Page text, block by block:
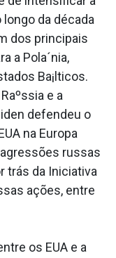
longo da década
dos principais
a Pola´nia,
Ba¡lticos.
e a
defendeu o
na Europa
russas
trás da Iniciativa
ações, entre
os EUA e a